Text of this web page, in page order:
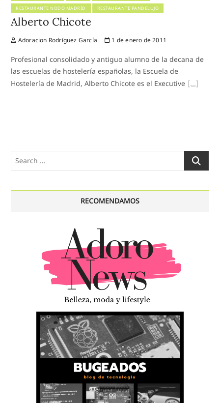
RESTAURANTE NODO MADRID
RESTAURANTE PANDELUJO
Alberto Chicote
Adoracion Rodríguez García 1 de enero de 2011
Profesional consolidado y antiguo alumno de la decana de
las escuelas de hostelería españolas, la Escuela de
Hostelería de Madrid, Alberto Chicote es el Executive
Search
RECOMENDAMOS